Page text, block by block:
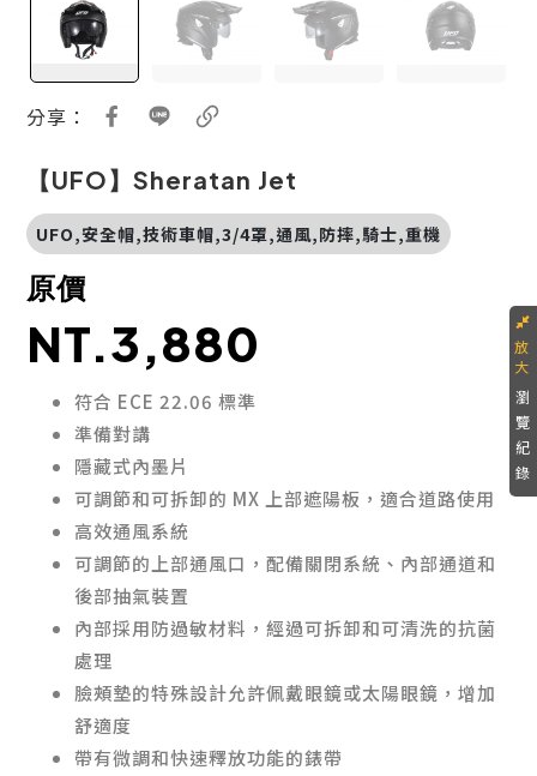
分享：
【UFO】Sheratan Jet
UFO,安全帽,技術車帽,3/4罩,通風,防摔,騎士,重機
原價
NT.3,880
符合 ECE 22.06 標準
準備對講
隱藏式內墨片
可調節和可拆卸的 MX 上部遮陽板，適合道路使用
高效通風系統
可調節的上部通風口，配備關閉系統、內部通道和
後部抽氣裝置
內部採用防過敏材料，經過可拆卸和可清洗的抗菌
處理
臉頰墊的特殊設計允許佩戴眼鏡或太陽眼鏡，增加
舒適度
帶有微調和快速釋放功能的錶帶
瀏
覽
紀
錄